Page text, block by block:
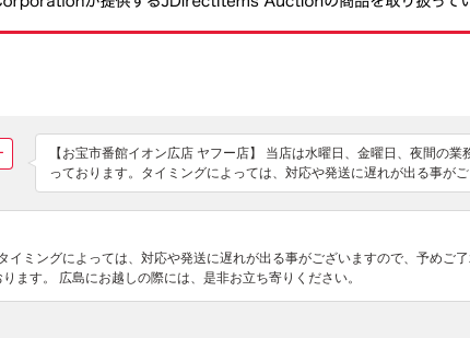
【お宝市番館イオン広店 ヤフー店】 当店は水曜日、金曜日、夜間の業
っております。タイミングによっては、対応や発送に遅れが出る事が
で、予めご了承下さい。出品商品は基本的に店頭にて買取した中古商
はＣＤ、ＤＶＤ、ゲーム、おもちゃ、各種カード、古本など多彩な商
イミングによっては、対応や発送に遅れが出る事がございますので、予め
ます。 広島にお越しの際には、是非お立ち寄りください。